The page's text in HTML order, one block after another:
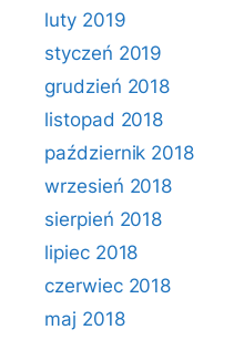
luty 2019
styczeń 2019
grudzień 2018
listopad 2018
październik 2018
wrzesień 2018
sierpień 2018
lipiec 2018
czerwiec 2018
maj 2018